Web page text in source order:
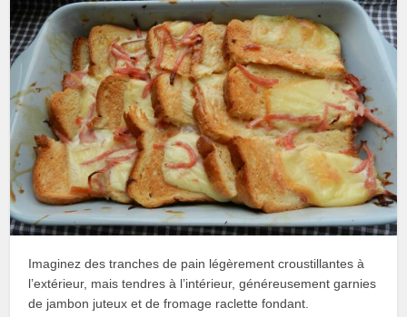
Imaginez des tranches de pain légèrement croustillantes à
l’extérieur, mais tendres à l’intérieur, généreusement garnies
de jambon juteux et de fromage raclette fondant.